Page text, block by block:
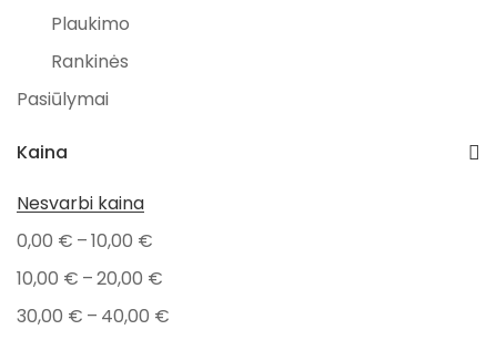
Plaukimo
Rankinės
Pasiūlymai
Kūdikiams
Valgymui
Maudynėms
Aksesuarai
Kaina
Nesvarbi kaina
0,00 € –10,00 €
10,00 € –20,00 €
30,00 € – 40,00 €